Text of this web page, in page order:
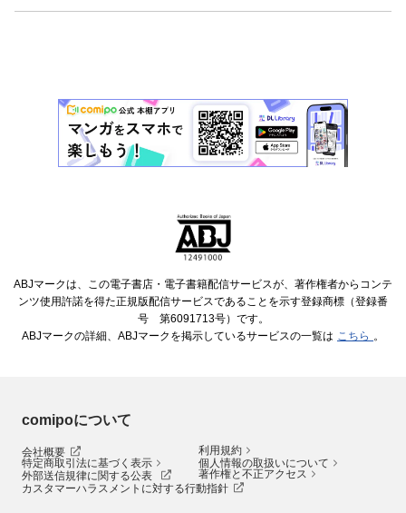
ABJマークは、この電子書店・電子書籍配信サービスが、著作権者からコンテ
ンツ使用許諾を得た正規版配信サービスであることを示す登録商標（登録番
号 第6091713号）です。
ABJマークの詳細、ABJマークを掲示しているサービスの一覧は こちら 。
comipoについて
会社概要
利用規約
特定商取引法に基づく表示
個人情報の取扱いについて
外部送信規律に関する公表
著作権と不正アクセス
カスタマーハラスメントに対する行動指針